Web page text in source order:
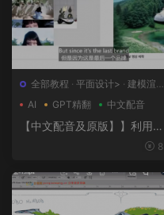
全部教程 · 平面设计> · 建模渲染
日韩系列
AI GPT精翻 中文配音
【中文配音及原版】】利用人
工智能和3D技术的混合BX流8